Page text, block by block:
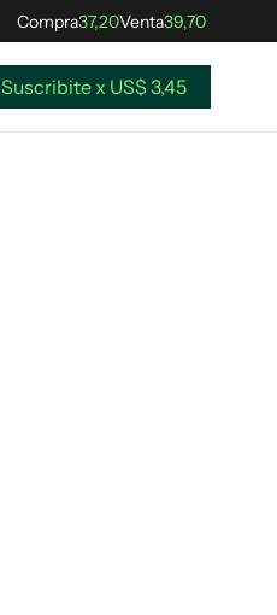
Compra37,20Venta39,70
Suscribite x US$ 3,45